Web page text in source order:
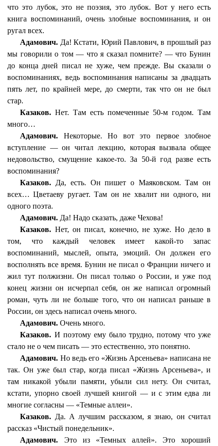
что это лубок, это не поэзия, это лубок. Вот у него есть
книга воспоминаний, очень злобные воспоминания, и он
ругал всех.
Адамович. Да! Кстати, Юрий Павлович, в прошлый раз
мы говорили о том — что я сказал помните? — что Бунин
до конца дней писал не хуже, чем прежде. Вы сказали о
воспоминаниях, ведь воспоминания написаны за двадцать
пять лет, по крайней мере, до смерти, так что он не был
стар.
Казаков. Нет. Там есть помеченные 50-м годом. Там
много…
Адамович. Некоторые. Но вот это первое злобное
вступление — он читал лекцию, которая вызвала общее
недовольство, смущение какое-то. За 50-й год разве есть
воспоминания?
Казаков. Да, есть. Он пишет о Маяковском. Там он
всех… Цветаеву ругает. Там он не хвалит ни одного, ни
одного поэта.
Адамович. Да! Надо сказать, даже Чехова!
Казаков. Нет, он писал, конечно, не хуже. Но дело в
том, что каждый человек имеет какой-то запас
воспоминаний, мыслей, опыта, эмоций. Он должен его
восполнять все время. Бунин не писал о Франции ничего и
жил тут полжизни. Он писал только о России, и уже под
конец жизни он исчерпал себя, он же написал огромный
роман, чуть ли не больше того, что он написал раньше в
России, он здесь написал очень много.
Адамович. Очень много.
Казаков. И поэтому ему было трудно, потому что уже
стало не о чем писать — это естественно, это понятно.
Адамович. Но ведь его «Жизнь Арсеньева» написана не
так. Он уже был стар, когда писал «Жизнь Арсеньева», и
там никакой убыли памяти, убыли сил нету. Он считал,
кстати, упорно своей лучшей книгой — и с этим едва ли
многие согласны — «Темные аллеи».
Казаков. Да. А лучшим рассказом, я знаю, он считал
рассказ «Чистый понедельник».
Адамович. Это из «Темных аллей». Это хороший